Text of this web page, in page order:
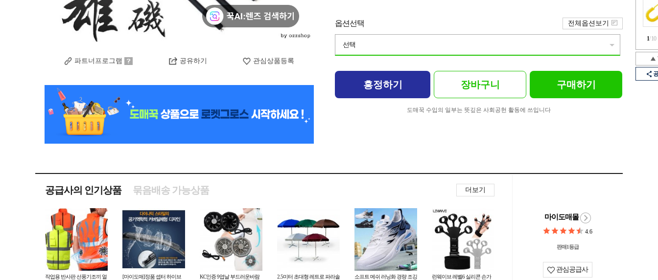
1/10
파트너프로그램 공유하기 관심상품등록
옵션선택
선택
전체옵션보기
흥정하기 장바구니 구매하기
도매꾹 수입의 일부는 뜻깊은 사회공헌 활동에 쓰입니다
공급사의 인기상품 더보기
묶음배송 가능상품
작업용 반사판 선풍기조끼 얼
[마이도매]정품 셉터 하이브
KC인증 9엽날 부드러운바람
2.5미터 초대형 레트로 파라솔
소프트 메쉬 러닝화 경량 조깅
런웨이브 레벨6 실리콘 손가
마이도매몰
4.6
판매1등급
관심공급사